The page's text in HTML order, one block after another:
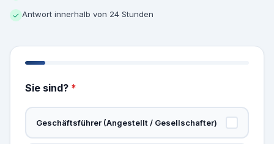
✓ Antwort innerhalb von 24 Stunden
Sie sind? *
Geschäftsführer (Angestellt / Gesellschafter)